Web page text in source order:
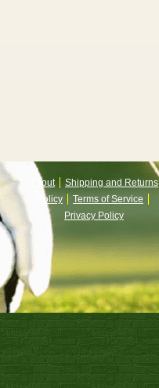
About
Shipping and Returns
Policy
Terms of Service
Privacy Policy